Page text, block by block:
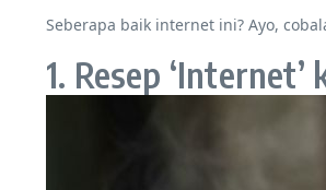
Seberapa baik internet ini? Ayo,
1. Resep ‘Internet’